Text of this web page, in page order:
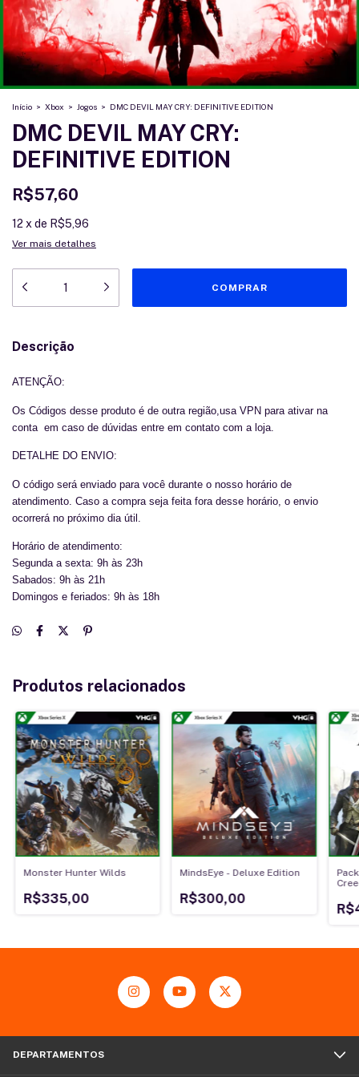
Início > Xbox > Jogos > DMC DEVIL MAY CRY: DEFINITIVE EDITION
DMC DEVIL MAY CRY:
DEFINITIVE EDITION
R$57,60
12 x de R$5,96
Ver mais detalhes
Descrição
ATENÇÃO:
Os Códigos desse produto é de outra região,usa VPN para ativar na
conta em caso de dúvidas entre em contato com a loja.
DETALHE DO ENVIO:
O código será enviado para você durante o nosso horário de
atendimento. Caso a compra seja feita fora desse horário, o envio
ocorrerá no próximo dia útil.
Horário de atendimento:
Segunda a sexta: 9h às 23h
Sabados: 9h às 21h
Domingos e feriados: 9h às 18h
Produtos relacionados
Monster Hunter Wilds
R$335,00
MindsEye - Deluxe Edition
R$300,00
DEPARTAMENTOS